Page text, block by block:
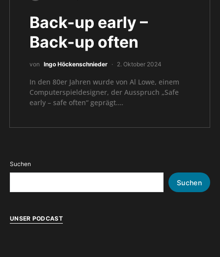
Back-up early –
Back-up often
von Ingo Höckenschnieder 2. Oktober 2024
In den 80er Jahren wurde von Al Lowe, einem
Computerspieldesigner, der Ausspruch „Safe
early – safe often“ geprägt.…
Suchen
Suchen
UNSER PODCAST